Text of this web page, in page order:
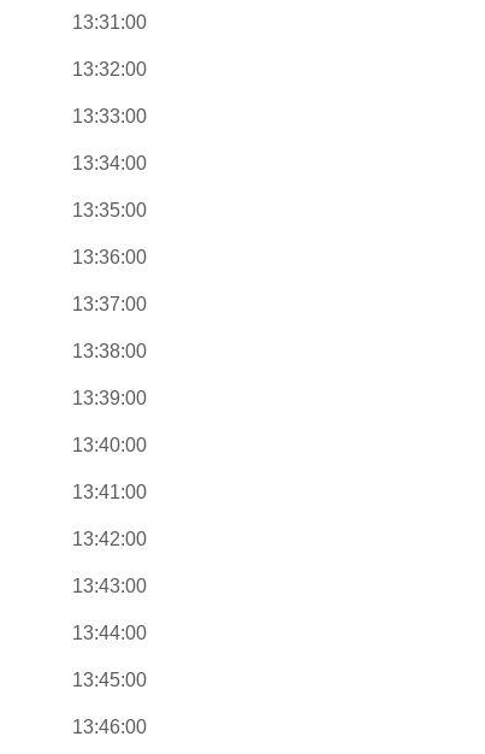
13:31:00
13:32:00
13:33:00
13:34:00
13:35:00
13:36:00
13:37:00
13:38:00
13:39:00
13:40:00
13:41:00
13:42:00
13:43:00
13:44:00
13:45:00
13:46:00